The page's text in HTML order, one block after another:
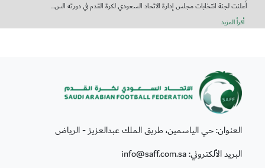
أعلنت لجنة انتخابات مجلس إدارة الاتحاد السعودي لكرة القدم في دورته الس...
أقرأ المزيد
العنوان: حي الياسمين، طريق الملك عبدالعزيز - الرياض
البريد الألكتروني: info@saff.com.sa